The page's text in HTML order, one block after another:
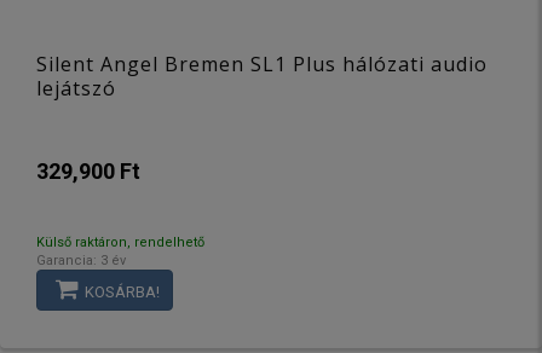
Silent Angel Bremen SL1 Plus hálózati audio
lejátszó
329,900 Ft
Külső raktáron, rendelhető
Garancia: 3 év
KOSÁRBA!